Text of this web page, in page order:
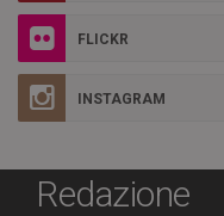
FLICKR
INSTAGRAM
Redazione